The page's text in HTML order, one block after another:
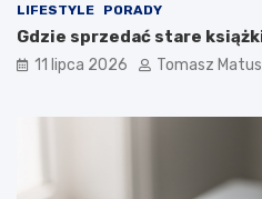
LIFESTYLE PORADY
Gdzie sprzedać stare
11 lipca 2026 Tomasz